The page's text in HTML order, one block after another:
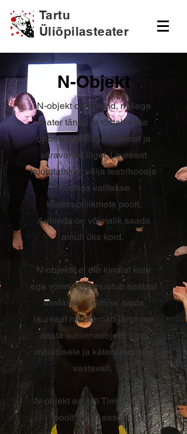
Tartu
Üliõpilasteater
N-Objekt
N-objekt on auhind, millega
teater tänab ja tõstab esile
õppeaasta kõige tublimat ja
säravamat liiget. Laureaat
kuulutatakse välja teatrihooaja
lõpus ja valitakse
kaastrupiliikmete poolt.
Auhinda on võimalik saada
ainult üks kord.
N-objektil ei ole kindlat kuju
ega vormi, see muutub aastast
aastasse. Eelmise aasta
laureaat meisterdab järgmise
aasta auhinnaobjekti oma
mõistusele ja käteosavusele
vastavalt.
N-objekt asutati Timo Kikase
poolt 1997. aastal.